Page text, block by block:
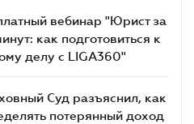
вебинар "Юрист за
как подготовиться к
делу с LIGA360"
Суд разъяснил, как
потерянный доход